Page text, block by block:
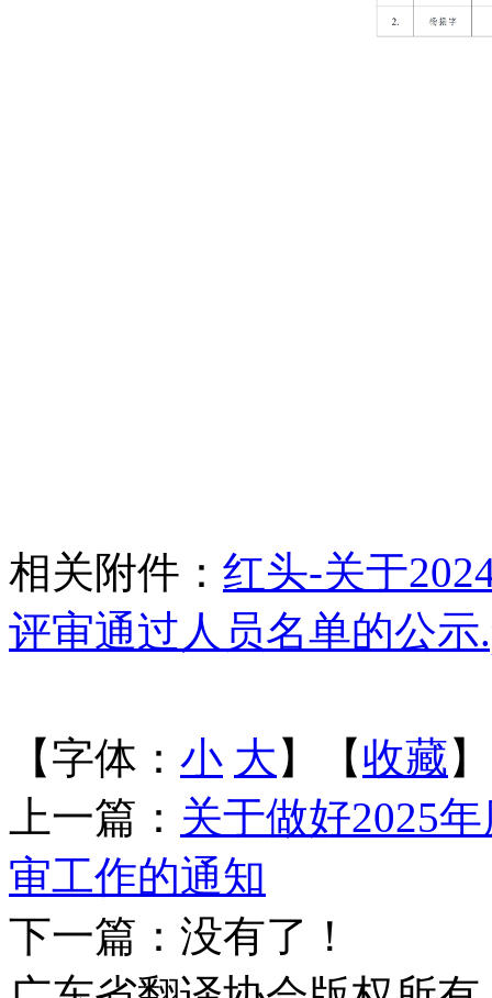
相关附件： 红头-关于
评审通过人员名单的公示
【字体： 小 大 】【收藏
上一篇： 关于做好2025
审工作的通知
下一篇：没有了！